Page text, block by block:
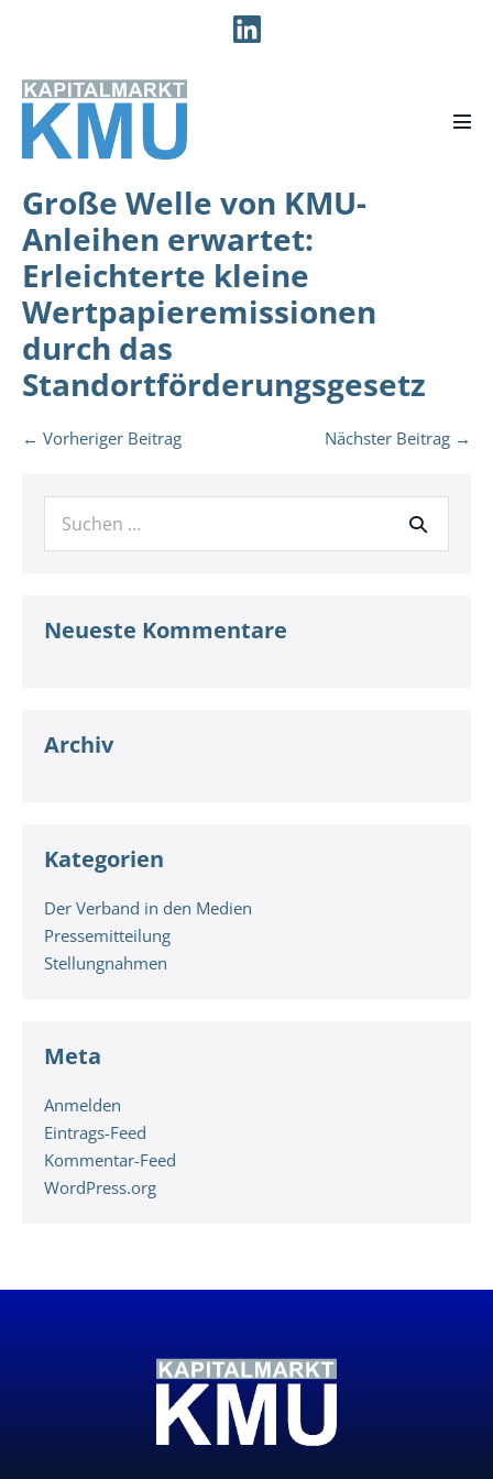
Große Welle von KMU-
Anleihen erwartet:
Erleichterte kleine
Wertpapieremissionen
durch das
Standortförderungsgesetz
Beitragsnavigation
← Vorheriger Beitrag Nächster Beitrag →
nach:
Neueste Kommentare
Archiv
Kategorien
Der Verband in den Medien
Pressemitteilung
Stellungnahmen
Meta
Anmelden
Eintrags-Feed
Kommentar-Feed
WordPress.org